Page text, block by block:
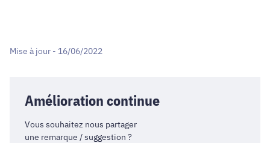
Mise à jour - 16/06/2022
Amélioration continue
Vous souhaitez nous partager
une remarque / suggestion ?